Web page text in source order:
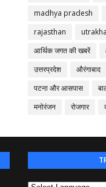
madhya pradesh
rajasthan
आर्थिक जगत की खबरें
उत्तरप्रदेश
औरंगाबाद
पटना और आसपास
मनोरंजन
रोजगार